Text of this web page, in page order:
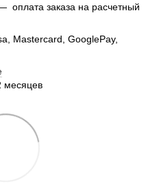
заказа на расчетный
Mastercard, GooglePay,
месяцев